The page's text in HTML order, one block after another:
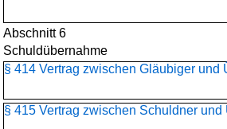
Abschnitt 6
Schuldübernahme
§ 414 Vertrag zwischen Gläubiger und
§ 415 Vertrag zwischen Schuldner und